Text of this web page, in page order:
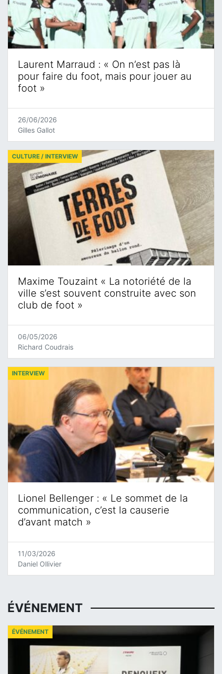
Laurent Marraud : « On n’est pas là
pour faire du foot, mais pour jouer au
foot »
26/06/2026
Gilles Gallot
Maxime Touzaint « La notoriété de la
ville s’est souvent construite avec son
club de foot »
CULTURE / INTERVIEW
06/05/2026
Richard Coudrais
Lionel Bellenger : « Le sommet de la
communication, c’est la causerie
d’avant match »
INTERVIEW
11/03/2026
Daniel Ollivier
ÉVÉNEMENT
ÉVÉNEMENT